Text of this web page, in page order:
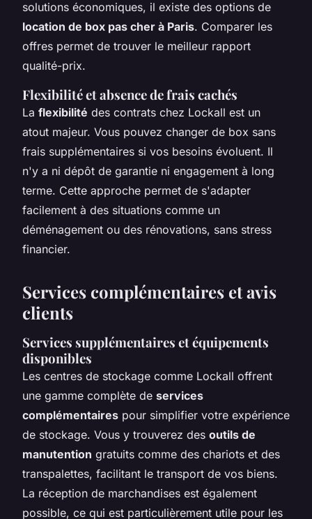
solutions économiques, il existe des options de
location de box pas cher à Paris. Comparer les
offres permet de trouver le meilleur rapport
qualité-prix.
Flexibilité et absence de frais cachés
La flexibilité des contrats chez Lockall est un
atout majeur. Vous pouvez changer de box sans
frais supplémentaires si vos besoins évoluent. Il
n'y a ni dépôt de garantie ni engagement à long
terme. Cette approche permet de s'adapter
facilement à des situations comme un
déménagement ou des rénovations, sans stress
financier.
Services complémentaires et avis
clients
Services supplémentaires et équipements
disponibles
Les centres de stockage comme Lockall offrent
une gamme complète de services
complémentaires pour simplifier votre expérience
de stockage. Vous y trouverez des outils de
manutention gratuits comme des chariots et des
transpalettes, facilitant le transport de vos biens.
La réception de marchandises est également
possible, ce qui est particulièrement utile pour les